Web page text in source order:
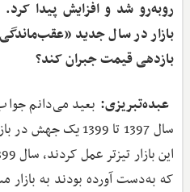
روبه‌رو شد و افزایش پیدا
بازار در سال جدید
بازدهی قیمت جبران کند؟
عبده‌تبریزی: بعید می‌دانم
سال 1397 تا 1399
که به‌دست آورده بودند به بازار